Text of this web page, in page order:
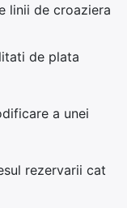
linii de croaziera
de plata
a unei
rezervarii cat